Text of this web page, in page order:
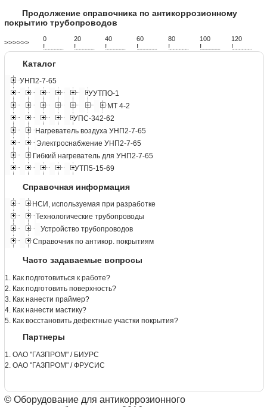
Продолжение справочника по антикоррозионному
покрытию трубопроводов
>>>>>> 0
!...................
20
!...................
40
!...................
60
!...................
80
!...................
100
!...................
120
!...................
Каталог
УНП2-7-65
УУТПО-1
МТ 4-2
УПС-342-62
Нагреватель воздуха УНП2-7-65
Электроснабжение УНП2-7-65
Гибкий нагреватель для УНП2-7-65
УТП5-15-69
Справочная информация
НСИ, используемая при разработке
Технологические трубопроводы
Устройство трубопроводов
Справочник по антикор. покрытиям
Часто задаваемые вопросы
1. Как подготовиться к работе?
2. Как подготовить поверхность?
3. Как нанести праймер?
4. Как нанести мастику?
5. Как восстановить дефектные участки покрытия?
Партнеры
1. ОАО "ГАЗПРОМ" / БИУРС
2. ОАО "ГАЗПРОМ" / ФРУСИС
© Оборудование для антикоррозионного